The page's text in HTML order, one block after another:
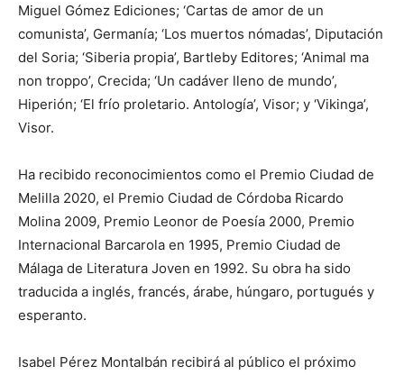
Miguel Gómez Ediciones; ‘Cartas de amor de un
comunista’, Germanía; ‘Los muertos nómadas’, Diputación
del Soria; ‘Siberia propia’, Bartleby Editores; ‘Animal ma
non troppo’, Crecida; ‘Un cadáver lleno de mundo’,
Hiperión; ‘El frío proletario. Antología’, Visor; y ‘Vikinga’,
Visor.
Ha recibido reconocimientos como el Premio Ciudad de
Melilla 2020, el Premio Ciudad de Córdoba Ricardo
Molina 2009, Premio Leonor de Poesía 2000, Premio
Internacional Barcarola en 1995, Premio Ciudad de
Málaga de Literatura Joven en 1992. Su obra ha sido
traducida a inglés, francés, árabe, húngaro, portugués y
esperanto.
Isabel Pérez Montalbán recibirá al público el próximo